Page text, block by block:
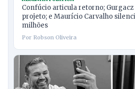
Confúcio articula retorno;
projeto; e Maurício Carvalho
milhões
Por Robson Oliveira